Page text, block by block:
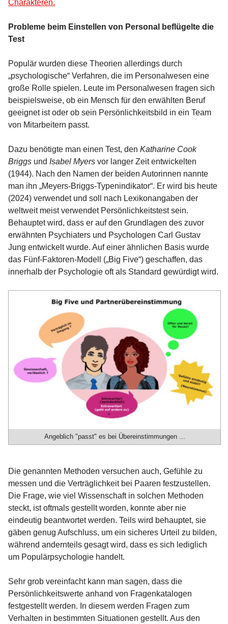
Charakteren.
Probleme beim Einstellen von Personal beflügelte die
Test
Populär wurden diese Theorien allerdings durch
„psychologische“ Verfahren, die im Personalwesen eine
große Rolle spielen. Leute im Personalwesen fragen sich
beispielsweise, ob ein Mensch für den erwählten Beruf
geeignet ist oder ob sein Persönlichkeitsbild in ein Team
von Mitarbeitern passt.
Dazu benötigte man einen Test, den Katharine Cook
Briggs und Isabel Myers vor langer Zeit entwickelten
(1944). Nach den Namen der beiden Autorinnen nannte
man ihn „Meyers-Briggs-Typenindikator“. Er wird bis heute
(2024) verwendet und soll nach Lexikonangaben der
weltweit meist verwendet Persönlichkeitstest sein.
Behauptet wird, dass er auf den Grundlagen des zuvor
erwähnten Psychiaters und Psychologen Carl Gustav
Jung entwickelt wurde. Auf einer ähnlichen Basis wurde
das Fünf-Faktoren-Modell („Big Five“) geschaffen, das
innerhalb der Psychologie oft als Standard gewürdigt wird.
Angeblich "passt" es bei Übereinstimmungen ...
Die genannten Methoden versuchen auch, Gefühle zu
messen und die Verträglichkeit bei Paaren festzustellen.
Die Frage, wie viel Wissenschaft in solchen Methoden
steckt, ist oftmals gestellt worden, konnte aber nie
eindeutig beantwortet werden. Teils wird behauptet, sie
gäben genug Aufschluss, um ein sicheres Urteil zu bilden,
während andernteils gesagt wird, dass es sich lediglich
um Populärpsychologie handelt.
Sehr grob vereinfacht kann man sagen, dass die
Persönlichkeitswerte anhand von Fragenkatalogen
festgestellt werden. In diesem werden Fragen zum
Verhalten in bestimmten Situationen gestellt. Aus den